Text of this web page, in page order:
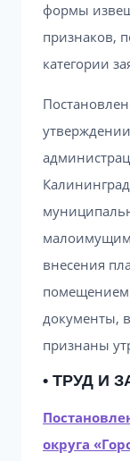
формы
признаков,
категории
внесения
помещением
документы,
признаны
• ТРУД И
округа